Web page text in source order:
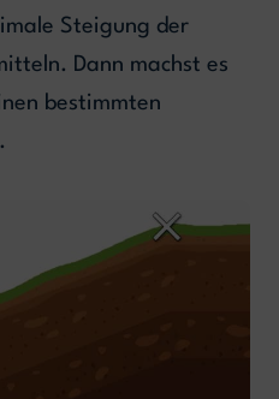
Steigung der
Dann machst es
bestimmten